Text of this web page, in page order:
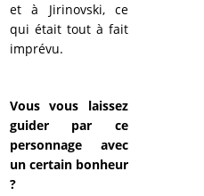
et à Jirinovski, ce
qui était tout à fait
imprévu.
Vous vous laissez
guider par ce
personnage avec
un certain bonheur
?